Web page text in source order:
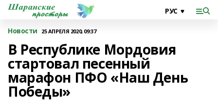
Новости 25 АПРЕЛЯ 2020, 09:37
В Республике Мордовия
стартовал песенный
марафон ПФО «Наш День
Победы»